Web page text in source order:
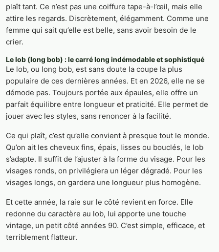
plaît tant. Ce n’est pas une coiffure tape-à-l’œil, mais elle
attire les regards. Discrètement, élégamment. Comme une
femme qui sait qu’elle est belle, sans avoir besoin de le
crier.
Le lob (long bob) : le carré long indémodable et sophistiqué
Le lob, ou long bob, est sans doute la coupe la plus
populaire de ces dernières années. Et en 2026, elle ne se
démode pas. Toujours portée aux épaules, elle offre un
parfait équilibre entre longueur et praticité. Elle permet de
jouer avec les styles, sans renoncer à la facilité.
Ce qui plaît, c’est qu’elle convient à presque tout le monde.
Qu’on ait les cheveux fins, épais, lisses ou bouclés, le lob
s’adapte. Il suffit de l’ajuster à la forme du visage. Pour les
visages ronds, on privilégiera un léger dégradé. Pour les
visages longs, on gardera une longueur plus homogène.
Et cette année, la raie sur le côté revient en force. Elle
redonne du caractère au lob, lui apporte une touche
vintage, un petit côté années 90. C’est simple, efficace, et
terriblement flatteur.